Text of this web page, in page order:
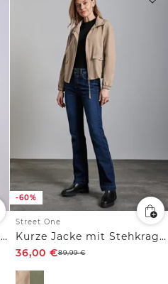
Jacke mit Kapuze und Zipper
-60%
Street One
Kurze Jacke mit Stehkragen
36,00 €89,99€